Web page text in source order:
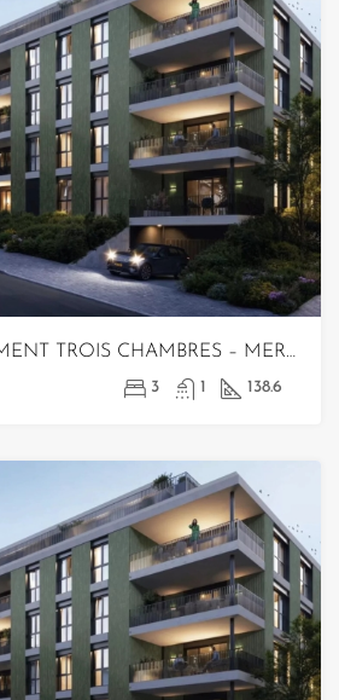
VEFA – APPARTEMENT TROIS CHAMBRES – MERL
3 1 138.6